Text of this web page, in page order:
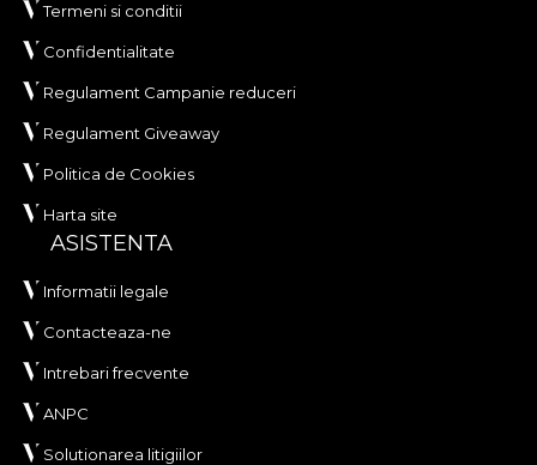
Termeni si conditii
Confidentialitate
Regulament Campanie reduceri
Regulament Giveaway
Politica de Cookies
Harta site
ASISTENTA
Informatii legale
Contacteaza-ne
Intrebari frecvente
ANPC
Solutionarea litigiilor